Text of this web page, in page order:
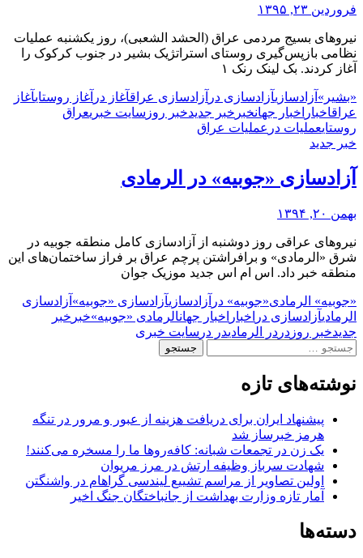
فروردین ۲۳, ۱۳۹۵
نیروهای بسیج مردمی عراق (الحشد الشعبی)، روز یکشنبه عملیات
نظامی بازپس‌گیری روستای استراتژیک بشیر در جنوب کرکوک را
آغاز کردند. بک لینک رنک ۱
«بشیر» آزادسازیآزادسازی در آزادسازی عراقآغاز در آغاز روستایآغاز
عراقاخبار اخبار جهانخبر خبر جدیدخبر روز سایت خبریعراق
روستایعملیات در عملیات عراق
خبر جدید
آزادسازی «جوبیه» در الرمادی
بهمن ۲۰, ۱۳۹۴
نیروهای عراقی روز دوشنبه از آزادسازی کامل منطقه جوبیه در
شرق «الرمادی» و برافراشتن پرچم عراق بر فراز ساختمان‌های این
منطقه خبر داد. اس ام اس جدید موزیک جوان
«جوبیه» الرمادی«جوبیه» در آزادسازیآزادسازی «جوبیه» آزادسازی
الرمادیآزادسازی در اخبار اخبار جهانالرمادی «جوبیه»خبر خبر
جدیدخبر روز در در الرمادیدر در سایت خبری
جستجو
نوشته‌های تازه
پیشنهاد ایران برای دریافت هزینه از عبور و مرور در تنگه
هرمز خبرساز شد
یک زن در تجمعات شبانه: کافه‌روها ما را مسخره می‌کنند!
شهادت سرباز وظیفه ارتش در مرز مریوان
اولین تصاویر از مراسم تشییع لیندسی گراهام در واشنگتن
آمار تازه وزارت بهداشت از جانباختگان جنگ اخیر
دسته‌ها